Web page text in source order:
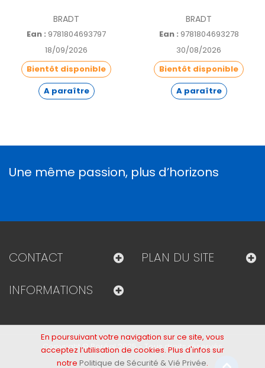
BRADT
Ean : 9781804693797
18/09/2026
Bientôt disponible
A paraître
BRADT
Ean : 9781804693278
30/08/2026
Bientôt disponible
A paraître
Une même passion, plus d’horizons
CONTACT
PLAN DU SITE
INFORMATIONS
Copyright © Boréal 2025 - Tous droits réservés
En poursuivant votre navigation sur ce site, vous
acceptez l’utilisation de cookies. Plus d'infos sur
notre Politique de Sécurité & Vié Privée.